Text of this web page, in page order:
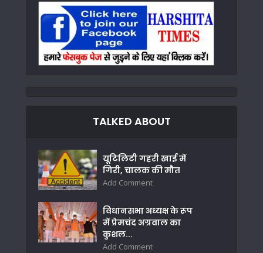
TALKED ABOUT
यूटिलिटी गहरी खाई में
गिरी, चालक की मौत
Add Comment
विधानसभा अध्यक्ष के रूप
में प्रेमचंद अग्रवाल का
कुशल...
Add Comment